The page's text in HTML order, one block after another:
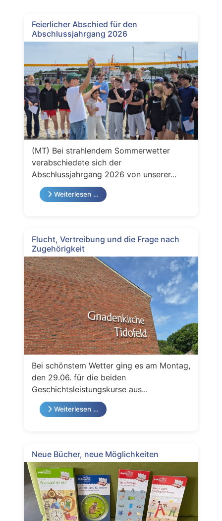
Feierlicher Abschied für den
Abschlussjahrgang 2026
(MT) Bei strahlendem Sommerwetter
verabschiedete sich der
Abschlussjahrgang 2026 von unserer...
Weiterlesen …
Flucht, Vertreibung und die Frage nach
Zugehörigkeit
Bei schönstem Wetter ging es am Montag,
den 29.06. für die beiden
Geschichtsleistungskurse aus...
Weiterlesen …
Neue Bücher, neue Möglichkeiten